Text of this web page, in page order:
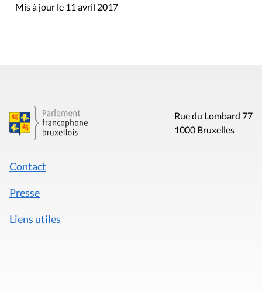
Mis à jour le 11 avril 2017
Rue du Lombard 77
1000 Bruxelles
Contact
Presse
Liens utiles